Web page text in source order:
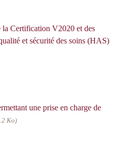
la Certification V2020 et des
et sécurité des soins (HAS)
une prise en charge de
Ko)